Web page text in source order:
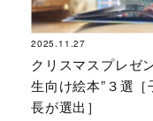
2025.11.27
クリスマスプレゼ
生向け絵本”３選
長が選出］